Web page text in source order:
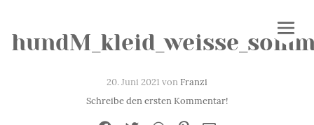
20. Juni 2021 vonFranzi
Schreibe den ersten Kommentar!